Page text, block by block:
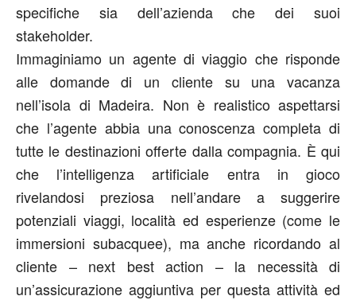
specifiche sia dell’azienda che dei suoi
stakeholder.
Immaginiamo un agente di viaggio che risponde
alle domande di un cliente su una vacanza
nell’isola di Madeira. Non è realistico aspettarsi
che l’agente abbia una conoscenza completa di
tutte le destinazioni offerte dalla compagnia. È qui
che l’intelligenza artificiale entra in gioco
rivelandosi preziosa nell’andare a suggerire
potenziali viaggi, località ed esperienze (come le
immersioni subacquee), ma anche ricordando al
cliente – next best action – la necessità di
un’assicurazione aggiuntiva per questa attività ed